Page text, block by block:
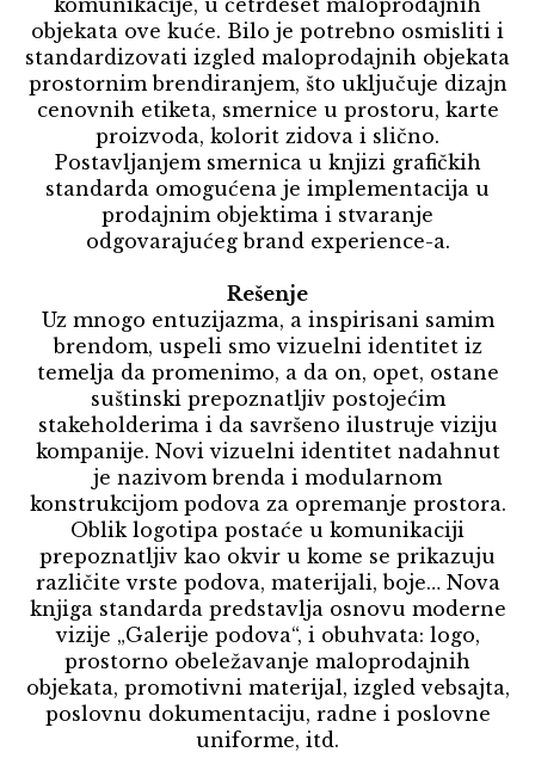
komunikacije, u četrdeset maloprodajnih
objekata ove kuće. Bilo je potrebno osmisliti i
standardizovati izgled maloprodajnih objekata
prostornim brendiranjem, što uključuje dizajn
cenovnih etiketa, smernice u prostoru, karte
proizvoda, kolorit zidova i slično.
Postavljanjem smernica u knjizi grafičkih
standarda omogućena je implementacija u
prodajnim objektima i stvaranje
odgovarajućeg brand experience-a.
Rešenje
Uz mnogo entuzijazma, a inspirisani samim
brendom, uspeli smo vizuelni identitet iz
temelja da promenimo, a da on, opet, ostane
suštinski prepoznatljiv postojećim
stakeholderima i da savršeno ilustruje viziju
kompanije. Novi vizuelni identitet nadahnut
je nazivom brenda i modularnom
konstrukcijom podova za opremanje prostora.
Oblik logotipa postaće u komunikaciji
prepoznatljiv kao okvir u kome se prikazuju
različite vrste podova, materijali, boje… Nova
knjiga standarda predstavlja osnovu moderne
vizije „Galerije podova“, i obuhvata: logo,
prostorno obeležavanje maloprodajnih
objekata, promotivni materijal, izgled vebsajta,
poslovnu dokumentaciju, radne i poslovne
uniforme, itd.